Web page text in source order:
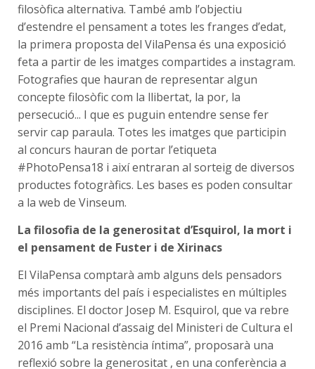
filosòfica alternativa. També amb l’objectiu
d’estendre el pensament a totes les franges d’edat,
la primera proposta del VilaPensa és una exposició
feta a partir de les imatges compartides a instagram.
Fotografies que hauran de representar algun
concepte filosòfic com la llibertat, la por, la
persecució... I que es puguin entendre sense fer
servir cap paraula. Totes les imatges que participin
al concurs hauran de portar l’etiqueta
#PhotoPensa18 i així entraran al sorteig de diversos
productes fotogràfics. Les bases es poden consultar
a la web de Vinseum.
La filosofia de la generositat d’Esquirol, la mort i
el pensament de Fuster i de Xirinacs
El VilaPensa comptarà amb alguns dels pensadors
més importants del país i especialistes en múltiples
disciplines. El doctor Josep M. Esquirol, que va rebre
el Premi Nacional d’assaig del Ministeri de Cultura el
2016 amb “La resistència íntima”, proposarà una
reflexió sobre la generositat , en una conferència a